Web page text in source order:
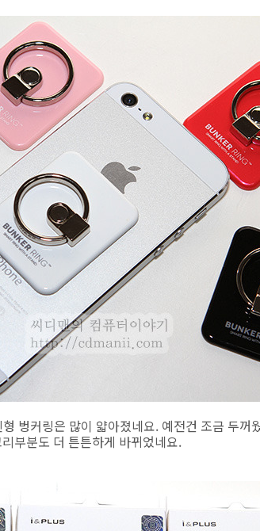
벙커링은 많이 얇아졌네요. 예전건 조금 두꺼
부분도 더 튼튼하게 바뀌었네요.